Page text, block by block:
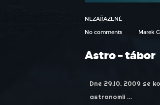
NEZAŘAZENÉ
No comments
Marek
Astro – tábor
Dne 29.10. 2009 se
astronomii …